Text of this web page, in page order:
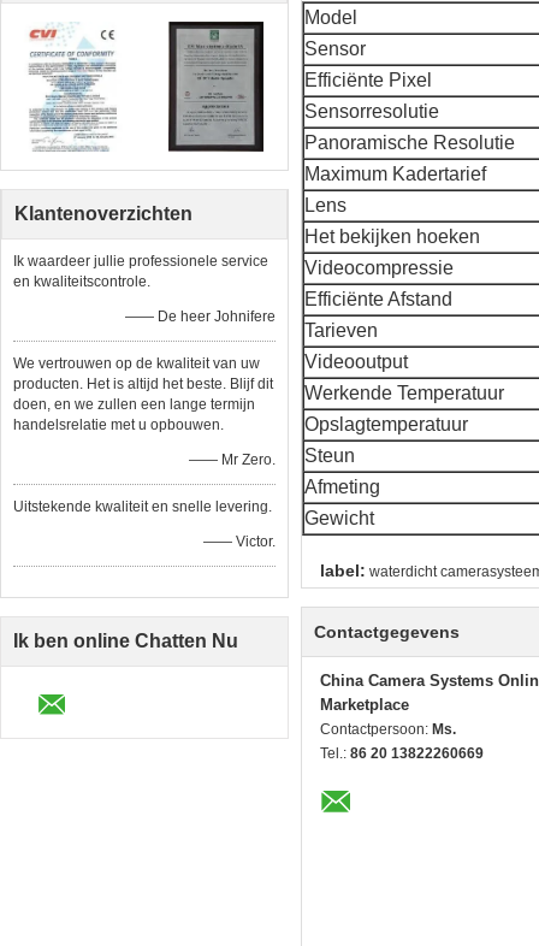
Klantenoverzichten
Ik waardeer jullie professionele service
en kwaliteitscontrole.
—— De heer Johnifere
We vertrouwen op de kwaliteit van uw
producten. Het is altijd het beste. Blijf dit
doen, en we zullen een lange termijn
handelsrelatie met u opbouwen.
—— Mr Zero.
Uitstekende kwaliteit en snelle levering.
—— Victor.
Ik ben online Chatten Nu
Model
Sensor
Efficiënte Pixel
Sensorresolutie
Panoramische Resolutie
Maximum Kadertarief
Lens
Het bekijken hoeken
Videocompressie
Efficiënte Afstand
Tarieven
Videooutput
Werkende Temperatuur
Opslagtemperatuur
Steun
Afmeting
Gewicht
label: waterdicht
Contactgegevens
China Camera Systems
Marketplace
Contactpersoon: Ms.
Tel.: 86 20 13822260669